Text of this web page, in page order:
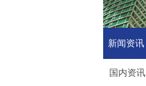
新闻资讯
国内资讯